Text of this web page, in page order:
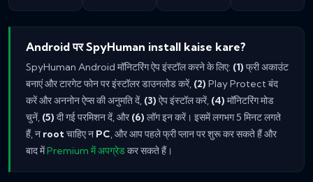
Android पर SpyHuman install kaise kare?
SpyHuman Android मॉनिटरिंग ऐप इंस्टॉल करने के लिए: (1) फ्री अकाउंट
बनाएं और टारगेट फोन पर इंस्टॉलर डाउनलोड करें, (2) Play Protect बंद
करें और अननोन ऐप्स की अनुमति दें, (3) ऐप इंस्टॉल करें, (4) मॉनिटरिंग मोड
चुनें, (5) दी गई परमिशन दें, और (6) लॉग इन करें। इसमें लगभग 5 मिनट लगते
हैं, न rootचाहिए न PC, और आप पहले फ्री प्लान पर शुरू कर सकते हैं और
बाद मेंPremium में अपग्रेडकर सकते हैं।